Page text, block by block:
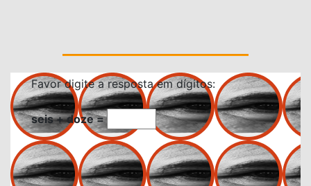
Favor digite a resposta em dígitos:
seis + doze =